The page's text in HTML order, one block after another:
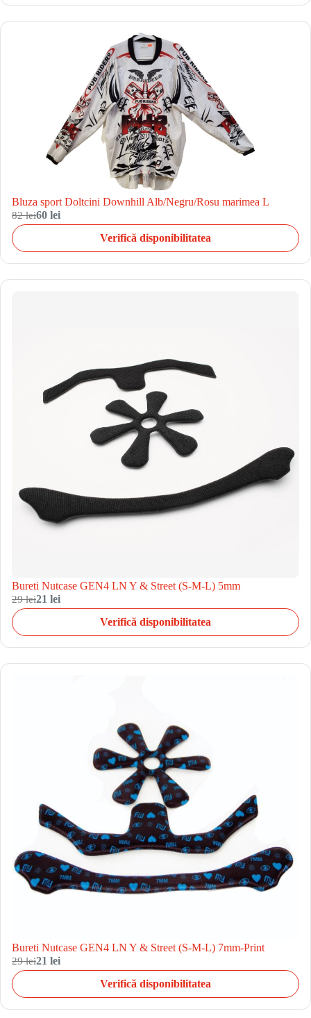
Bluza sport Doltcini Downhill Alb/Negru/Rosu marimea L
82 lei60 lei
Verifică disponibilitatea
Bureti Nutcase GEN4 LN Y & Street (S-M-L) 5mm
29 lei21 lei
Verifică disponibilitatea
Bureti Nutcase GEN4 LN Y & Street (S-M-L) 7mm-Print
29 lei21 lei
Verifică disponibilitatea